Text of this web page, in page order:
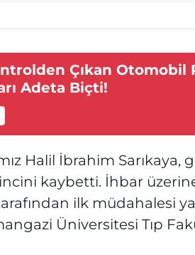
Çıkan Otomobil
Adeta Biçti!
Halil İbrahim Sarıkaya,
kaybetti. İhbar
ilk müdahalesi
Üniversitesi Tıp